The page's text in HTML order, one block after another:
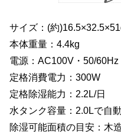
サイズ：(約
本体重量：4.4kg
電源：AC100V・50/60Hz
定格消費電力：300W
定格除湿能力：2.2L/日
水タンク容量：2.0Lで自
除湿可能面積の目安：木